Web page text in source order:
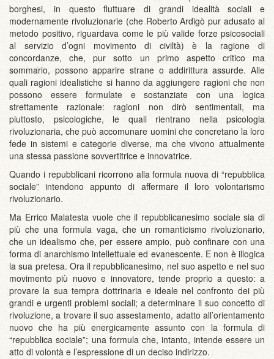
borghesi, in questo fluttuare di grandi idealità sociali e
modernamente rivoluzionarie (che Roberto Ardigò pur adusato al
metodo positivo, riguardava come le più valide forze psicosociali
al servizio d’ogni movimento di civiltà) è la ragione di
concordanze, che, pur sotto un primo aspetto critico ma
sommario, possono apparire strane o addirittura assurde. Alle
quali ragioni idealistiche si hanno da aggiungere ragioni che non
possono essere formulate e sostanziate con una logica
strettamente razionale: ragioni non dirò sentimentali, ma
piuttosto, psicologiche, le quali rientrano nella psicologia
rivoluzionaria, che può accomunare uomini che concretano la loro
fede in sistemi e categorie diverse, ma che vivono attualmente
una stessa passione sovvertitrice e innovatrice.
Quando i repubblicani ricorrono alla formula nuova di “repubblica
sociale” intendono appunto di affermare il loro volontarismo
rivoluzionario.
Ma Errico Malatesta vuole che il repubblicanesimo sociale sia di
più che una formula vaga, che un romanticismo rivoluzionario,
che un idealismo che, per essere ampio, può confinare con una
forma di anarchismo intellettuale ed evanescente. E non è illogica
la sua pretesa. Ora il repubblicanesimo, nel suo aspetto e nel suo
movimento più nuovo e innovatore, tende proprio a questo: a
provare la sua tempra dottrinaria e ideale nel confronto dei più
grandi e urgenti problemi sociali; a determinare il suo concetto di
rivoluzione, a trovare il suo assestamento, adatto all’orientamento
nuovo che ha più energicamente assunto con la formula di
“repubblica sociale”; una formula che, intanto, intende essere un
atto di volontà e l’espressione di un deciso indirizzo.